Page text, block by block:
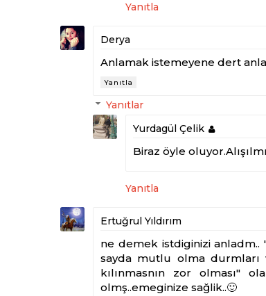
Yanıtla
Derya
Anlamak istemeyene dert
Yanıtla
Yanıtlar
Yurdagül Çelik
Biraz öyle
Yanıtla
Ertuğrul Yıldırım
ne demek istdiginizi
sayda mutlu olma durmları
kılınmasnın zor olması"
olmş..emeginize sağlik..🙂